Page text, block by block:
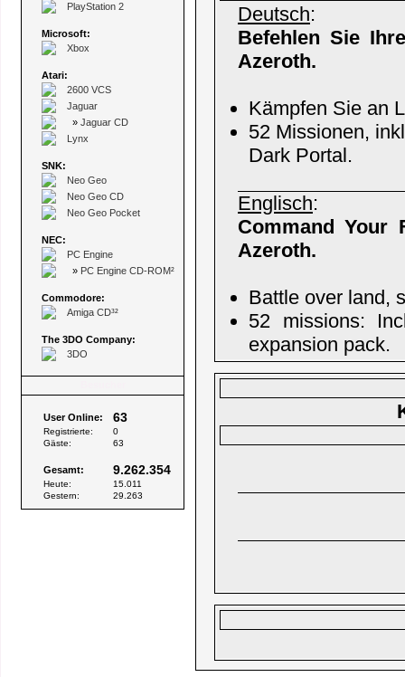
PlayStation 2
Microsoft:
Xbox
Atari:
2600 VCS
Jaguar
» Jaguar CD
Lynx
SNK:
Neo Geo
Neo Geo CD
Neo Geo Pocket
NEC:
PC Engine
» PC Engine CD-ROM²
Commodore:
Amiga CD³²
The 3DO Company:
3DO
User Online: 63
Registrierte:
0
Gäste:
63
Gesamt: 9.262.354
Heute:
15.011
Gestern:
29.263
Deutsch:
Befehlen Sie
Azeroth.
Kämpfen Sie an
52 Missionen,
Dark Portal.
Englisch:
Command Your
Azeroth.
Battle over land,
52 missions:
expansion pack.